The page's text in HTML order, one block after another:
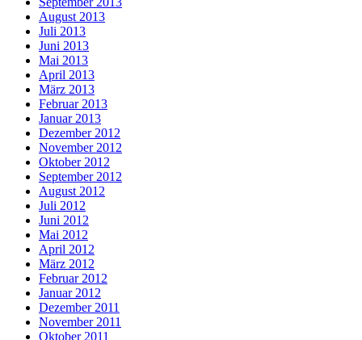
August 2013
Juli 2013
Juni 2013
Mai 2013
April 2013
März 2013
Februar 2013
Januar 2013
Dezember 2012
November 2012
Oktober 2012
September 2012
August 2012
Juli 2012
Juni 2012
Mai 2012
April 2012
März 2012
Februar 2012
Januar 2012
Dezember 2011
November 2011
Oktober 2011